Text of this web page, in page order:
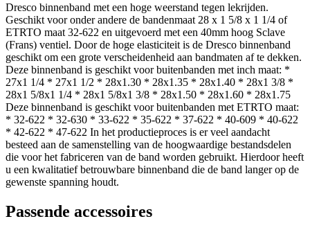
Dresco binnenband met een hoge weerstand tegen lekrijden.
Geschikt voor onder andere de bandenmaat 28 x 1 5/8 x 1 1/4 of
ETRTO maat 32-622 en uitgevoerd met een 40mm hoog Sclave
(Frans) ventiel. Door de hoge elasticiteit is de Dresco binnenband
geschikt om een grote verscheidenheid aan bandmaten af te dekken.
Deze binnenband is geschikt voor buitenbanden met inch maat: *
27x1 1/4 * 27x1 1/2 * 28x1.30 * 28x1.35 * 28x1.40 * 28x1 3/8 *
28x1 5/8x1 1/4 * 28x1 5/8x1 3/8 * 28x1.50 * 28x1.60 * 28x1.75
Deze binnenband is geschikt voor buitenbanden met ETRTO maat:
* 32-622 * 32-630 * 33-622 * 35-622 * 37-622 * 40-609 * 40-622
* 42-622 * 47-622 In het productieproces is er veel aandacht
besteed aan de samenstelling van de hoogwaardige bestandsdelen
die voor het fabriceren van de band worden gebruikt. Hierdoor heeft
u een kwalitatief betrouwbare binnenband die de band langer op de
gewenste spanning houdt.
Passende accessoires